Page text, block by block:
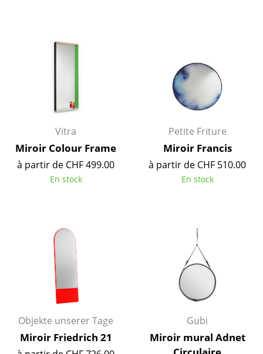
Table de jardin
... voir toutes les tables
Rangements
Étagères & Armoires
Bibliothèques
Buffets & Commodes
Meubles TV
Caissons roulants et Meubles d’appoint
Meubles de bar
Garde-robes
Petits rangements
Vitra
Miroir Colour Frame
à partir de CHF 499.00
En stock
Petite Friture
Miroir Francis
à partir de CHF 510.00
En stock
Objekte unserer Tage
Miroir Friedrich 21
Gubi
Miroir mural Adnet